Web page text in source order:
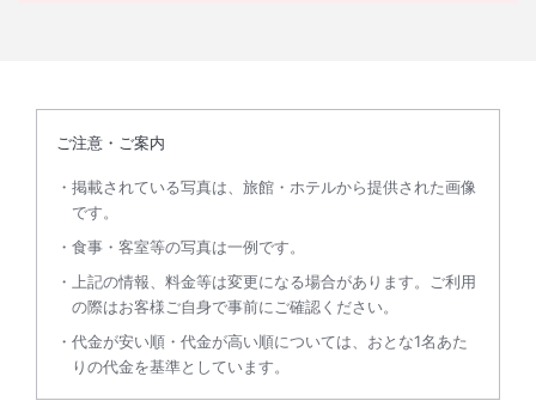
ご注意・ご案内
掲載されている写真は、旅館・ホテルから提供された画像
です。
食事・客室等の写真は一例です。
上記の情報、料金等は変更になる場合があります。ご利用
の際はお客様ご自身で事前にご確認ください。
代金が安い順・代金が高い順については、おとな1名あた
りの代金を基準としています。